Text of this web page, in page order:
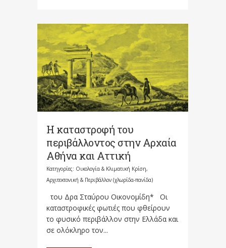
Η καταστροφή του
περιβάλλοντος στην Αρχαία
Αθήνα και Αττική
Κατηγορίες: Οικολογία & Κλιματική Κρίση,
Αρχιτεκτονική & Περιβάλλον (χλωρίδα-πανίδα)
του Δρα Σταύρου Οικονομίδη* Οι
καταστροφικές φωτιές που φθείρουν
το φυσικό περιβάλλον στην Ελλάδα και
σε ολόκληρο τον...